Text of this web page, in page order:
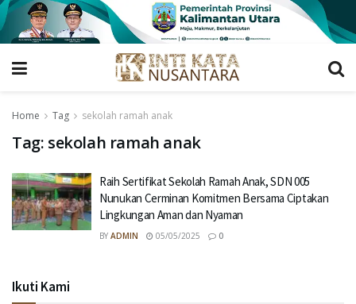
Home Tag sekolah ramah anak
Tag: sekolah ramah anak
Raih Sertifikat Sekolah Ramah Anak, SDN 005
Nunukan Cerminan Komitmen Bersama Ciptakan
Lingkungan Aman dan Nyaman
BY ADMIN 05/05/2025 0
Ikuti Kami